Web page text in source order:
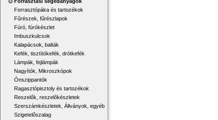
Forrasztópáka és tartozékok
Fűrészek, fűrészlapok
Fúró, fúrókészlet
Imbuszkulcsok
Kalapácsok, balták
Kefék, tisztítókefék, drótkefék
Lámpák, fejlámpák
Nagyítók, Mikroszkópok
Ónszippantók
Ragasztópisztoly és tartozékok
Reszelők, reszelőkészletek
Szerszámkészletek, Állványok, egyéb
Szigetelőszalag